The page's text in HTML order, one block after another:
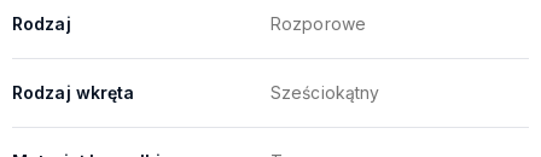
Rodzaj Rozporowe
Rodzaj wkręta Sześciokątny